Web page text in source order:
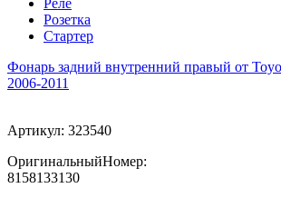
Розетка
Стартер
Фонарь задний внутренний правый от
2006-2011
Артикул: 323540
ОригинальныйНомер:
8158133130